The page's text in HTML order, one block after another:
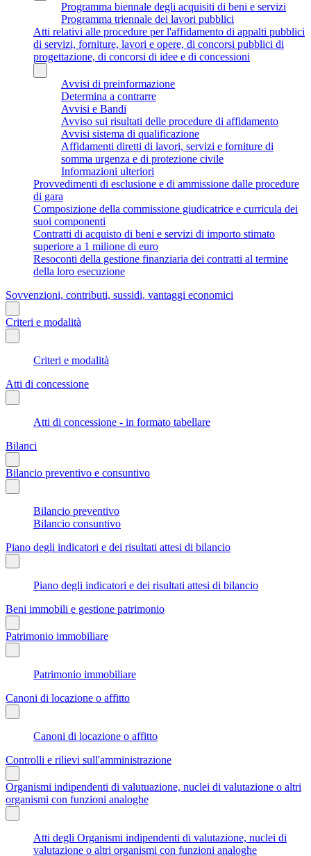
Programma biennale degli acquisiti di beni e servizi
Programma triennale dei lavori pubblici
Atti relativi alle procedure per l'affidamento di appalti pubblici
di servizi, forniture, lavori e opere, di concorsi pubblici di
progettazione, di concorsi di idee e di concessioni
Avvisi di preinformazione
Determina a contrarre
Avvisi e Bandi
Avviso sui risultati delle procedure di affidamento
Avvisi sistema di qualificazione
Affidamenti diretti di lavori, servizi e forniture di
somma urgenza e di protezione civile
Informazioni ulteriori
Provvedimenti di esclusione e di ammissione dalle procedure
di gara
Composizione della commissione giudicatrice e curricula dei
suoi componenti
Contratti di acquisto di beni e servizi di importo stimato
superiore a 1 milione di euro
Resoconti della gestione finanziaria dei contratti al termine
della loro esecuzione
Sovvenzioni, contributi, sussidi, vantaggi economici
Criteri e modalità
Criteri e modalità
Atti di concessione
Atti di concessione - in formato tabellare
Bilanci
Bilancio preventivo e consuntivo
Bilancio preventivo
Bilancio consuntivo
Piano degli indicatori e dei risultati attesi di bilancio
Piano degli indicatori e dei risultati attesi di bilancio
Beni immobili e gestione patrimonio
Patrimonio immobiliare
Patrimonio immobiliare
Canoni di locazione o affitto
Canoni di locazione o affitto
Controlli e rilievi sull'amministrazione
Organismi indipendenti di valutuazione, nuclei di valutazione o altri
organismi con funzioni analoghe
Atti degli Organismi indipendenti di valutazione, nuclei di
valutazione o altri organismi con funzioni analoghe